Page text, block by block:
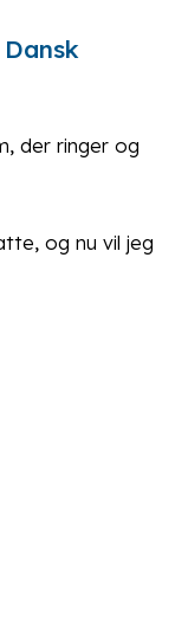
der ringer og
og nu vil jeg